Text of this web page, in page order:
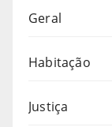
Geral
Habitação
Justiça